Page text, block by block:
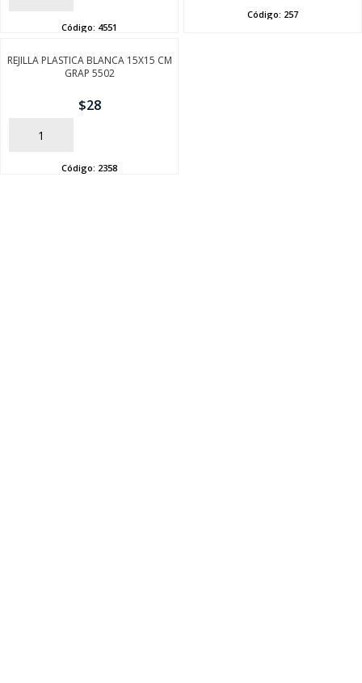
Código: 4551
Código: 257
REJILLA PLASTICA BLANCA 15X15 CM
GRAP 5502
$28
AÑADIR
Código: 2358